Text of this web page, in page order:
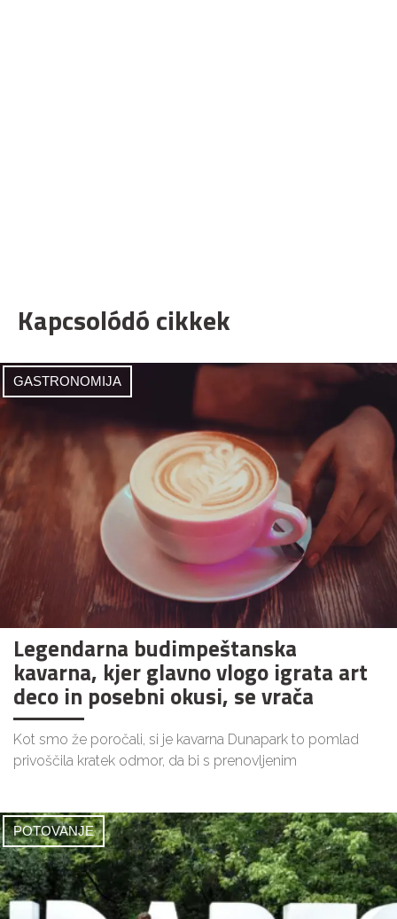
Kapcsolódó cikkek
GASTRONOMIJA
Legendarna budimpeštanska
kavarna, kjer glavno vlogo igrata art
deco in posebni okusi, se vrača
Kot smo že poročali, si je kavarna Dunapark to pomlad
privoščila kratek odmor, da bi s prenovljenim
POTOVANJE